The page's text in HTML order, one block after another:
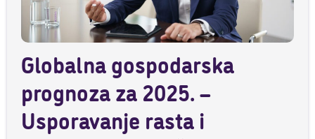
Globalna gospodarska
prognoza za 2025. –
Usporavanje rasta i